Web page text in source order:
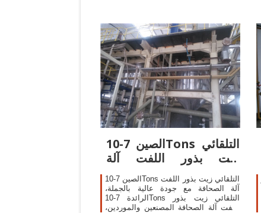
الصين 7-10Tons التلقائي
زيت بذور اللفت آلة
الصحافة المصنعين
الصين 7-10Tons التلقائي زيت بذور اللفت
آلة الصحافة مع جودة عالية بالجملة،
الرائدة 7-10Tons التلقائي زيت بذور
اللفت آلة الصحافة المصنعين والموردين،